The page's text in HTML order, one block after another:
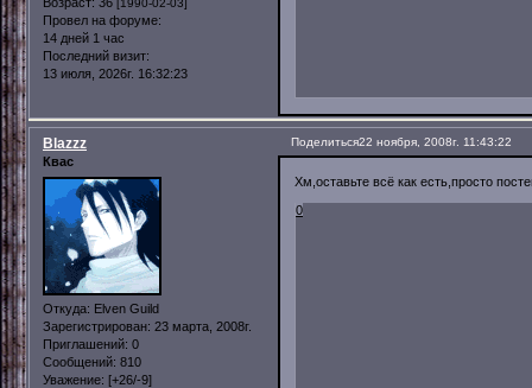
[1990-02-03]
Провел на форуме:
14 дней 1 час
Последний визит:
13 июля, 2026г. 16:32:23
Поделиться22 ноября, 2008г. 11:43:22
Blazzz
Квас
Откуда: Elven Guild
Зарегистрирован: 23 марта, 2008г.
Приглашений: 0
Сообщений: 810
Уважение: [+26/-9]
Хм,оставьте всё как есть,просто
0